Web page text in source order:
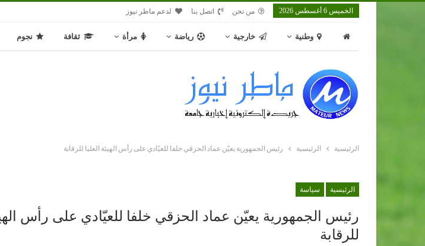
الخميس 6 أغسطس 2026 من نحن اتصل بنا لدعم ماطر نيوز
وطنية خارجية رياضة مرأة ثقافة نجوم
الرئيسية الرئيسية رئيس الجمهورية يعيّن عماد الحزقي خلفا للعيّادي على رأس الهيئة العليا للرقابة
الرئيسية سياسة
رئيس الجمهورية يعيّن عماد الحزقي خلفا للعيّادي على رأس
للرقابة